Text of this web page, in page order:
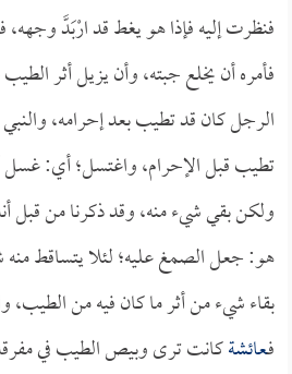
فنظرت إليه فإذا هو يغط قد ارْبَدَّ وجهه،
فأمره أن يخلع جبته، وأن يزيل أثر
الرجل كان قد تطيب بعد إحرامه،
تطيب قبل الإحرام، واغتسل؛ أي: غسل
ولكن بقي شيء منه، وقد ذكرنا من قبل
هو: جعل الصمغ عليه؛ لئلا يتساقط منه
بقاء شيء من أثر ما كان فيه من الطيب،
فـعائشةكانت ترى وبيص الطيب في